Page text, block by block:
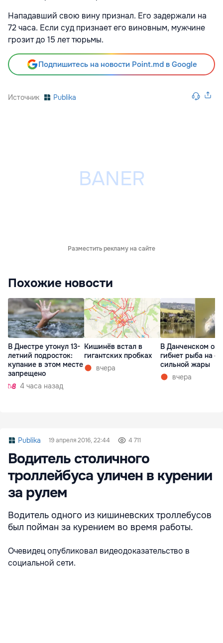
Нападавший свою вину признал. Его задержали на
72 часа. Если суд признает его виновным, мужчине
грозит до 15 лет тюрьмы.
Подпишитесь на новости Point.md в Google
Источник Publika
Разместить рекламу на сайте
Похожие новости
В Днестре утонул 13-
летний подросток:
купание в этом месте
запрещено
4 часа назад
Кишинёв встал в
гигантских пробках
вчера
В Данченском
гибнет рыба на
сильной жары
вчера
Publika 19 апреля 2016, 22:44 4 711
Водитель столичного
троллейбуса уличен в курении
за рулем
Водитель одного из кишиневских троллебусов
был пойман за курением во время работы.
Очевидец опубликовал видеодоказательство в
социальной сети.